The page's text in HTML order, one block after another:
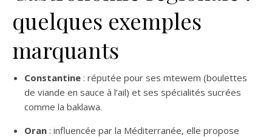
quelques exemples
marquants
Constantine : réputée pour ses mtewem (boulettes
de viande en sauce à l’ail) et ses spécialités sucrées
comme la baklawa.
Oran : influencée par la Méditerranée, elle propose